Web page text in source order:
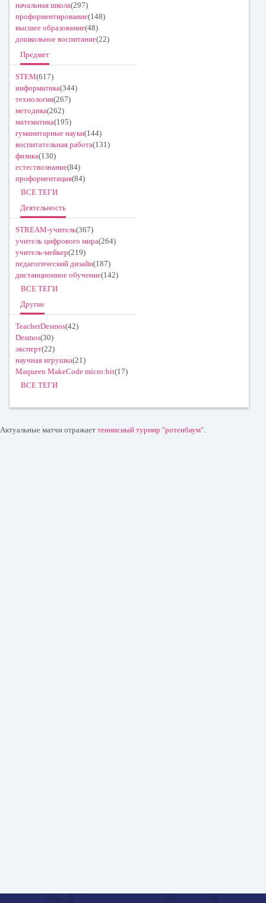
начальная школа(297)
профориентирование(148)
высшее образование(48)
дошкольное воспитание(22)
Предмет
STEM(617)
информатика(344)
технология(267)
методика(262)
математика(195)
гуманитарные науки(144)
воспитательная работа(131)
физика(130)
естествознание(84)
профориентация(84)
ВСЕ ТЕГИ
Деятельность
STREAM-учитель(367)
учитель цифрового мира(264)
учитель-мейкер(219)
педагогический дизайн(187)
дистанционное обучение(142)
ВСЕ ТЕГИ
Другие
TeacherDesmos(42)
Desmos(30)
эксперт(22)
научная игрушка(21)
Maqueen MakeCode micro:bit(17)
ВСЕ ТЕГИ
Актуальные матчи отражает теннисный турнир "ротенбаум".